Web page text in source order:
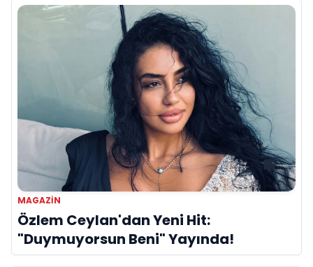
MAGAZIN
Özlem Ceylan'dan Yeni Hit:
"Duymuyorsun Beni" Yayında!